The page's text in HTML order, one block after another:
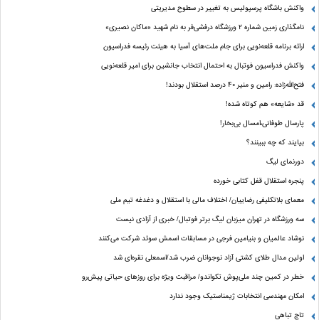
واکنش باشگاه پرسپولیس به تغییر در سطوح مدیریتی
نامگذاری زمین شماره ۲ ورزشگاه درفشی‌فر به نام شهید «ماکان نصیری»
ارائه برنامه‌ قلعه‌نویی برای جام ملت‌های آسیا به هیئت رئیسه فدراسیون
واکنش فدراسیون فوتبال به احتمال انتخاب جانشین برای امیر قلعه‌نویی
فتح‌الله‌زاده: رامین و منیر 40 درصد استقلال بودند!
قد «شایعه» هم کوتاه شده!
پارسال طوفانی،امسال بی‌بخار!
بیایند که چه ببینند؟
دورنمای لیگ
پنجره‌ استقلال قفل کتابی خورده
معمای بلاتکلیفی رضاییان/ اختلاف مالی با استقلال و دغدغه تیم ملی
سه ورزشگاه در تهران میزبان لیگ برتر فوتبال/ خبری از آزادی نیست
نوشاد عالمیان و بنیامین فرجی در مسابقات اسمش سوئد شرکت می‌کنند
اولین مدال طلای کشتی آزاد نوجوانان ضرب شد/اسمعلی نقره‌ای شد
خطر در کمین چند ملی‌پوش تکواندو/ مراقبت ویژه برای روزهای حیاتی پیش‌رو
امکان مهندسی انتخابات ژیمناستیک وجود ندارد
تاج تباهی